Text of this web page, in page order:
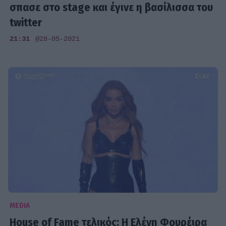
σπασε στο stage και έγινε η βασίλισσα του
twitter
21:31 @28-05-2021
MEDIA
House of Fame τελικός: Η Ελένη Φουρέιρα